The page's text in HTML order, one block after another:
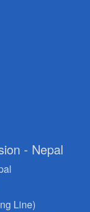
- Nepal
Line)